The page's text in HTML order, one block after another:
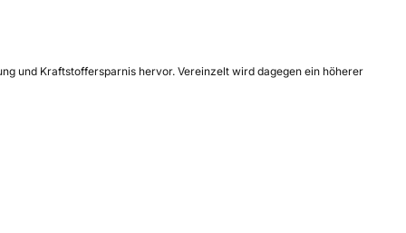
und Kraftstoffersparnis hervor. Vereinzelt wird dagegen ein höherer